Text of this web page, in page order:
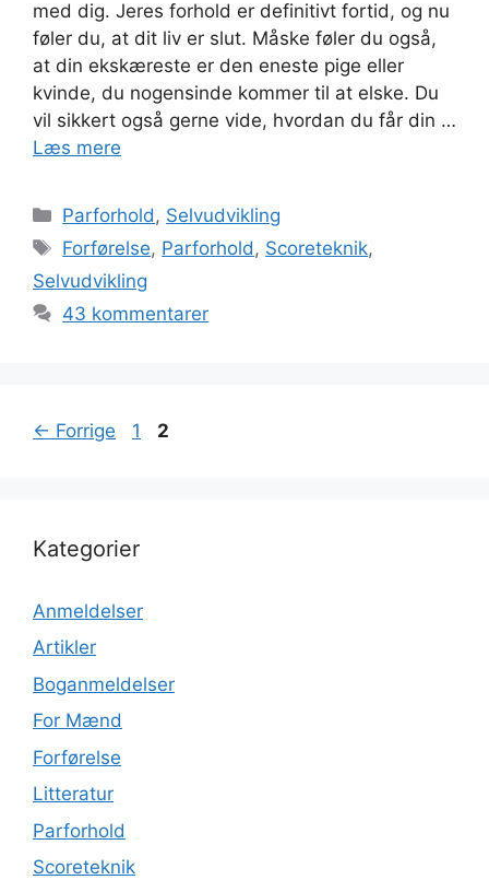
med dig. Jeres forhold er definitivt fortid, og nu
føler du, at dit liv er slut. Måske føler du også,
at din ekskæreste er den eneste pige eller
kvinde, du nogensinde kommer til at elske. Du
vil sikkert også gerne vide, hvordan du får din …
Læs mere
Kategorier
Parforhold , Selvudvikling
Tags
Forførelse, Parforhold , Scoreteknik,
Selvudvikling
43 kommentarer
← Forrige Page
1 Page
2
Kategorier
Anmeldelser
Artikler
Boganmeldelser
For Mænd
Forførelse
Litteratur
Parforhold
Scoreteknik